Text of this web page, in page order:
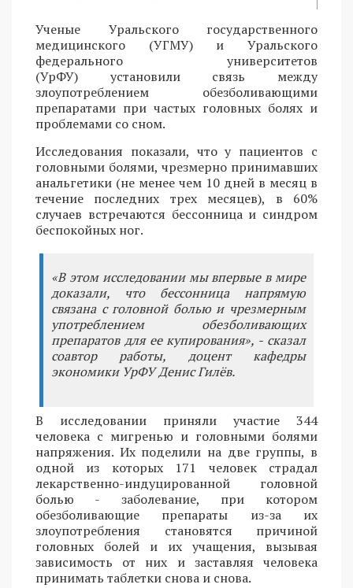
Ученые Уральского государственного
медицинского (УГМУ) и Уральского
федерального университетов
(УрФУ) установили связь между
злоупотреблением обезболивающими
препаратами при частых головных болях и
проблемами со сном.
Исследования показали, что у пациентов с
головными болями, чрезмерно принимавших
анальгетики (не менее чем 10 дней в месяц в
течение последних трех месяцев), в 60%
случаев встречаются бессонница и синдром
беспокойных ног.
«В этом исследовании мы впервые в мире
доказали, что бессонница напрямую
связана с головной болью и чрезмерным
употреблением обезболивающих
препаратов для ее купирования», - сказал
соавтор работы, доцент кафедры
экономики УрФУ Денис Гилёв.
В исследовании приняли участие 344
человека с мигренью и головными болями
напряжения. Их поделили на две группы, в
одной из которых 171 человек страдал
лекарственно-индуцированной головной
болью - заболевание, при котором
обезболивающие препараты из-за их
злоупотребления становятся причиной
головных болей и их учащения, вызывая
зависимость от них и заставляя человека
принимать таблетки снова и снова.